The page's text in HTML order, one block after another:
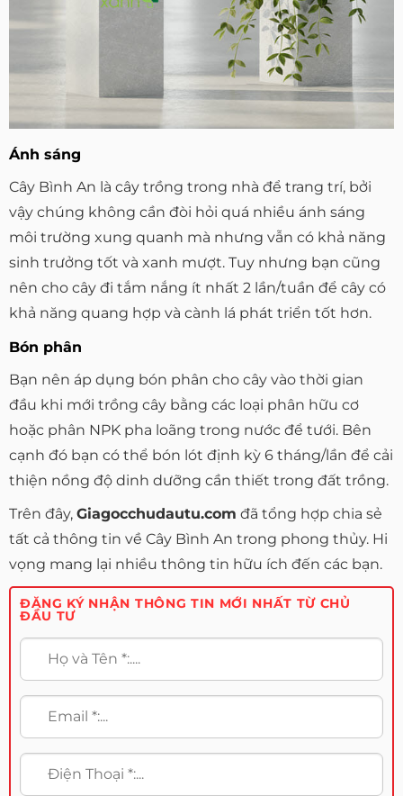
Ánh sáng
Cây Bình An là cây trồng trong nhà để trang trí, bởi
vậy chúng không cần đòi hỏi quá nhiều ánh sáng
môi trường xung quanh mà nhưng vẫn có khả năng
sinh trưởng tốt và xanh mượt. Tuy nhưng bạn cũng
nên cho cây đi tắm nắng ít nhất 2 lần/tuần để cây có
khả năng quang hợp và cành lá phát triển tốt hơn.
Bón phân
Bạn nên áp dụng bón phân cho cây vào thời gian
đầu khi mới trồng cây bằng các loại phân hữu cơ
hoặc phân NPK pha loãng trong nước để tưới. Bên
cạnh đó bạn có thể bón lót định kỳ 6 tháng/lần để cải
thiện nồng độ dinh dưỡng cần thiết trong đất trồng.
Trên đây, Giagocchudautu.com đã tổng hợp chia sẻ
tất cả thông tin về Cây Bình An trong phong thủy. Hi
vọng mang lại nhiều thông tin hữu ích đến các bạn.
ĐĂNG KÝ NHẬN THÔNG TIN MỚI NHẤT TỪ CHỦ
ĐẦU TƯ